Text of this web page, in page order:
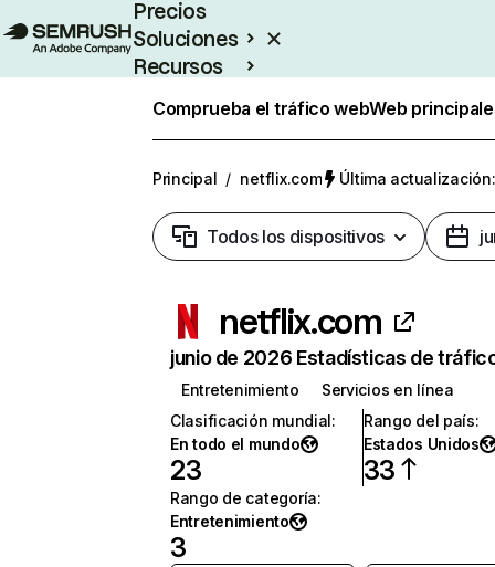
Precios
Soluciones
Recursos
Comprueba el tráfico webWeb
Principal / netflix.com Última
Todos los dispositivos
netflix.com
junio de 2026 Estadísticas de
Entretenimiento
Servicios en línea
Clasificación mundial:
En todo el mundo
23
Rango del país:
Estados Unidos
33
Rango de categoría:
Entretenimiento
3